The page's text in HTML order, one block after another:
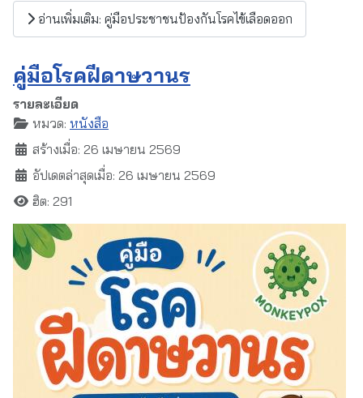
อ่านเพิ่มเติม: คู่มือประชาชนป้องกันโรคไข้เลือดออก
คู่มือโรคฝีดาษวานร
รายละเอียด
หมวด: หนังสือ
สร้างเมื่อ: 26 เมษายน 2569
อัปเดตล่าสุดเมื่อ: 26 เมษายน 2569
ฮิต: 291